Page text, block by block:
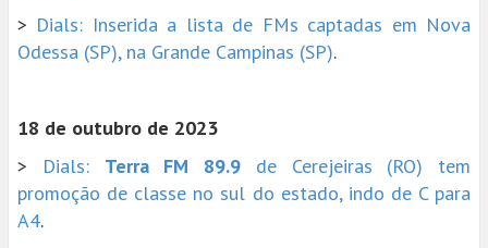
> Dials: Inserida a lista de FMs captadas em Nova
Odessa (SP), na Grande Campinas (SP).
18 de outubro de 2023
> Dials: Terra FM 89.9 de Cerejeiras (RO) tem
promoção de classe no sul do estado, indo de C para
A4.